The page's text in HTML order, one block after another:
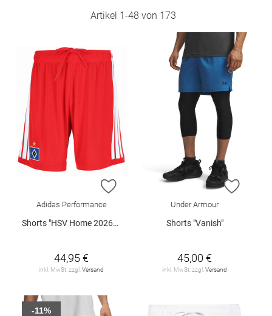
Artikel 1-48 von 173
ZUR WUNSCHLISTE HINZUFÜGEN
Adidas Performance
Shorts "HSV Home 2026/2027"
44,95 €
inkl. MwSt. zzgl. Versand
ZUR
Under Armour
Shorts "Vanish"
45,00 €
inkl. MwSt. zzgl. Versand
-11%